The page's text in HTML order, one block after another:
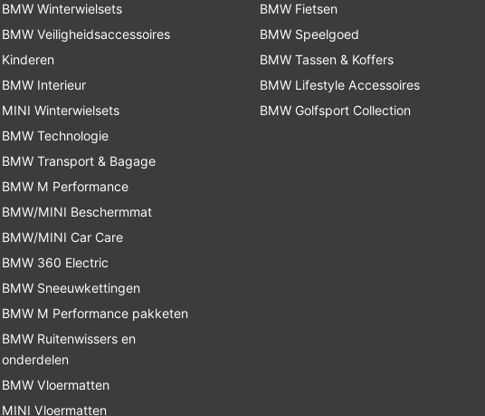
BMW Winterwielsets
BMW Veiligheidsaccessoires
Kinderen
BMW Interieur
MINI Winterwielsets
BMW Technologie
BMW Transport & Bagage
BMW M Performance
BMW/MINI Beschermmat
BMW/MINI Car Care
BMW 360 Electric
BMW Sneeuwkettingen
BMW M Performance pakketen
BMW Ruitenwissers en
onderdelen
BMW Vloermatten
MINI Vloermatten
BMW Fietsen
BMW Speelgoed
BMW Tassen & Koffers
BMW Lifestyle Accessoires
BMW Golfsport Collection